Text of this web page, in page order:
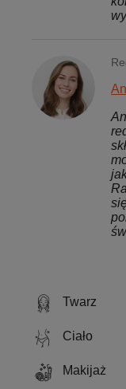
Twarz
Ciało
Makijaż